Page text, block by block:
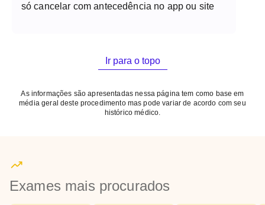
só cancelar com antecedência no app ou site
Ir para o topo
As informações são apresentadas nessa página tem como base em
média geral deste procedimento mas pode variar de acordo com seu
histórico médico.
Exames mais procurados